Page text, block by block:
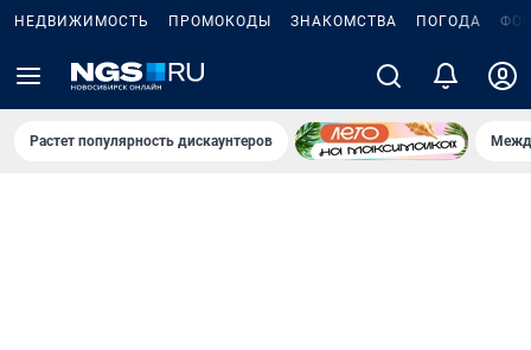
НЕДВИЖИМОСТЬ ПРОМОКОДЫ ЗНАКОМСТВА ПОГОДА
Растет популярность дискаунтеров